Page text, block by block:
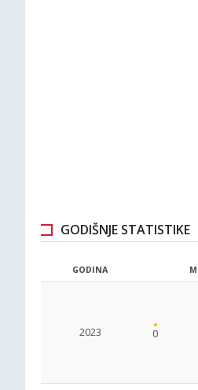
GODIŠNJE STATISTIKE
GODINA
2023 0